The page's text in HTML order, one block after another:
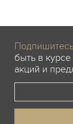
быть в
акций и